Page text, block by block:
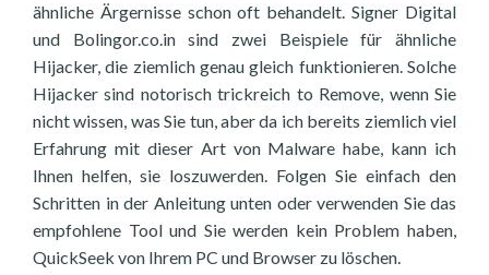
ähnliche Ärgernisse schon oft behandelt. Signer Digital
und Bolingor.co.in sind zwei Beispiele für ähnliche
Hijacker, die ziemlich genau gleich funktionieren. Solche
Hijacker sind notorisch trickreich to Remove, wenn Sie
nicht wissen, was Sie tun, aber da ich bereits ziemlich viel
Erfahrung mit dieser Art von Malware habe, kann ich
Ihnen helfen, sie loszuwerden. Folgen Sie einfach den
Schritten in der Anleitung unten oder verwenden Sie das
empfohlene Tool und Sie werden kein Problem haben,
QuickSeek von Ihrem PC und Browser zu löschen.